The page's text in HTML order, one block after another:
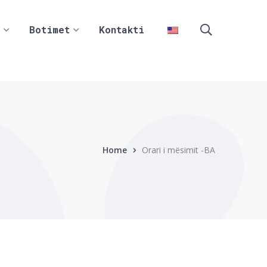
Botimet Kontakti
Home Orari i mësimit -BA